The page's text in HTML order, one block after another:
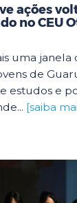
ações
no CEU
uma janela
de
estudos e
[saiba